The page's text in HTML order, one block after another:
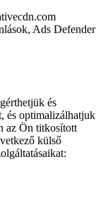
Ads Defender
és
és optimalizálhatjuk
az Ön titkosított
külső